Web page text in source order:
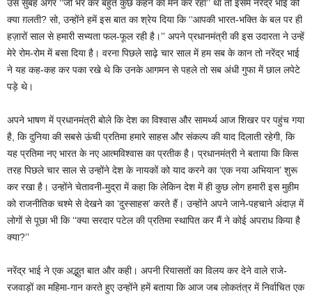
उस सुबह अगर ‘‘जी भर कर बहुत कुछ कहने का मन कर रहा’’ था तो इसमें नरेंद्र भाई की
क्या ग़लती? सो, उन्होंने हमें इस बात का श्रेय दिया कि ‘‘आपकी भारत-भक्ति के बल पर ही
हज़ारों साल से हमारी सभ्यता फल-फूल रही है।’’ अपने प्रधानमंत्री की इस उदारता ने उन्हें
मेरे रोम-रोम में बसा दिया है। वरना पिछले साढ़े चार साल में हम सब के कान तो नरेंद्र भाई
ने यह कह-कह कर पका रखे थे कि उनके आगमन से पहले तो सब अंधी गुफा में छाल लपेटे
पड़े थे।
अपने भाषण में प्रधानमंत्री बोले कि देश का विश्वास और सामर्थ्य आज शिखर पर पहुंच गया
है, कि दुनिया की सबसे ऊंची प्रतिमा हमारे साहस और संकल्प की याद दिलाती रहेगी, कि
यह प्रतिमा नए भारत के नए आत्मविश्वास का प्रतीक है। प्रधानमंत्री ने बताया कि किस
तरह पिछले चार साल से उन्होंने देश के नायकों को याद करने का ‘एक नया अभियान’ शुरू
कर रखा है। उन्होंने चेतावनी-मुद्रा में कहा कि लेकिन देश में ही कुछ लोग हमारी इस मुहीम
को राजनीतिक चश्मे से देखने का ‘दुस्साहस’ करते हैं। उन्होंने अपने जाने-पहचाने अंदाज़ में
लोगों से पूछा भी कि ‘‘क्या सरदार पटेल की प्रतिमा स्थापित कर मैं ने कोई अपराध किया है
क्या?’’
नरेंद्र भाई ने एक अद्भुत बात और कही। अपनी रियासतों का विलय कर देने वाले राजे-
रजवाड़ों का महिमा-गान करते हुए उन्होंने हमें बताया कि आज जब लोकतंत्र में निर्वाचित एक